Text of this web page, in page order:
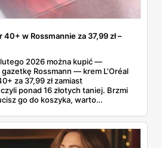
40+ w Rossmannie za 37,99 zł –
2026 można kupić —
Rossmann — krem L'Oréal
za 37,99 zł zamiast
ponad 16 złotych taniej. Brzmi
go do koszyka, warto
przeciwzmarszczkowych 40+.
to tylko lepiej opakowany zwykły